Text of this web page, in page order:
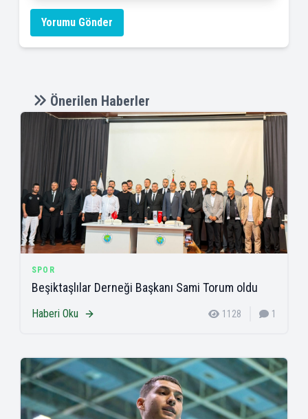
Yorumu Gönder
Önerilen Haberler
SPOR
Beşiktaşlılar Derneği Başkanı Sami Torum oldu
Haberi Oku 1128 1